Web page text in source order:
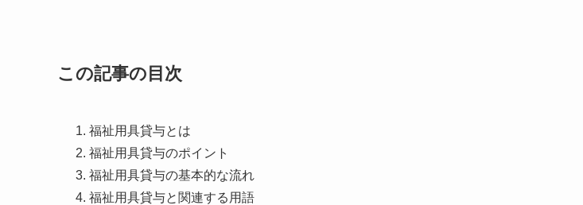
この記事の目次
福祉用具貸与とは
福祉用具貸与のポイント
福祉用具貸与の基本的な流れ
福祉用具貸与と関連する用語